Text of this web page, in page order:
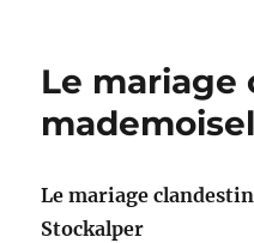
Le mariage
Le mariage
Stockalper